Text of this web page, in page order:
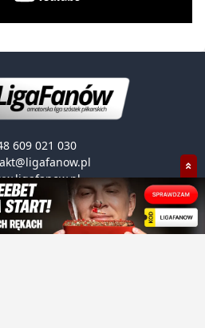
609 021 030
2008 - 2026